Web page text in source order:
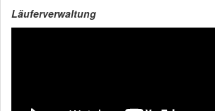
Läuferverwaltung